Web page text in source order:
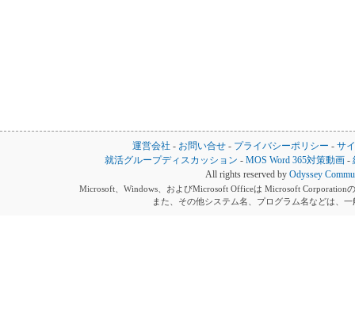
運営会社 - お問い合せ - プライバシーポリシー - サ
就活グループディスカッション -MOS Word 365対策動画 -
All rights reserved by Odyssey
Microsoft、Windows、およびMicrosoft Officeは Microsoft Corporation
また、その他システム名、プログラム名などは、